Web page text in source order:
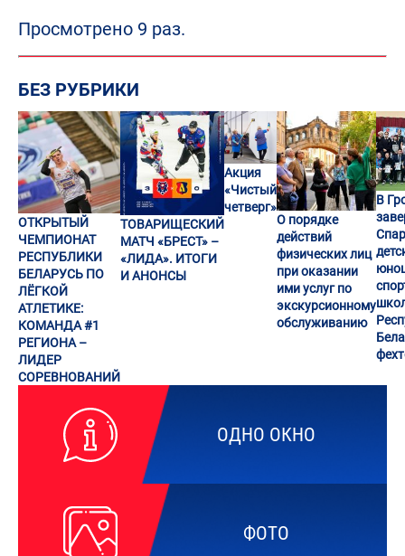
ОДНО ОКНО
ФОТО
Просмотрено 9 раз.
БЕЗ РУБРИКИ
ОТКРЫТЫЙ
ЧЕМПИОНАТ
РЕСПУБЛИКИ
БЕЛАРУСЬ ПО
ЛЁГКОЙ
АТЛЕТИКЕ:
КОМАНДА #1
РЕГИОНА –
ЛИДЕР
СОРЕВНОВАНИЙ
ТОВАРИЩЕСКИЙ
МАТЧ «БРЕСТ» –
«ЛИДА». ИТОГИ
И АНОНСЫ
Акция
«Чистый
четверг»
О порядке
действий
физических лиц
при оказании
ими услуг по
экскурсионному
обслуживанию
В